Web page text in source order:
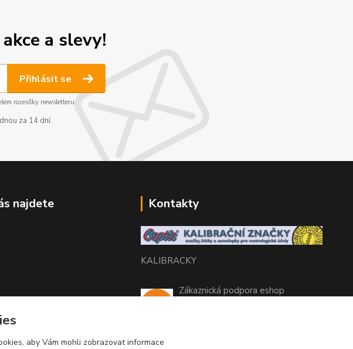
a slevy!
Přihlásit se
rozesílky newsletteru.
za 14 dní.
najdete Kontakty
KALIBRACKY
Zákaznická podpora eshop
coptis@coptis.cz
aby Vám mohli zobrazovat informace